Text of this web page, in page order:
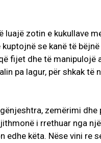
zotin e kukullave
se kanë të
fijet dhe të manipulojë
pa lagur, për shkak
zemërimi
i rrethuar nga
këta. Nëse vini re